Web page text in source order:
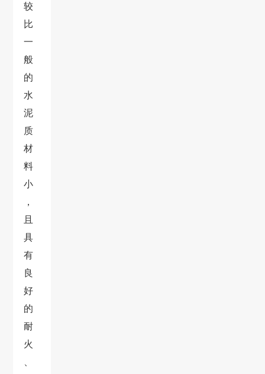
较
比
一
般
的
水
泥
质
材
料
小
，
且
具
有
良
好
的
耐
火